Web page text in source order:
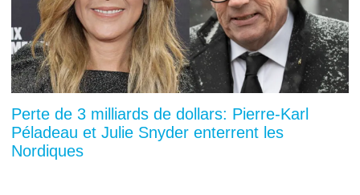
Perte de 3 milliards de dollars: Pierre-Karl
Péladeau et Julie Snyder enterrent les
Nordiques